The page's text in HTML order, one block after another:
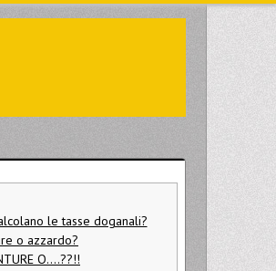
le tasse doganali?
o azzardo?
O....??!!